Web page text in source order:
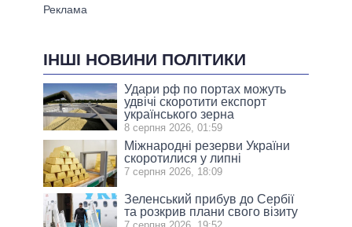
ІНШІ НОВИНИ ПОЛІТИКИ
Удари рф по портах можуть
удвічі скоротити експорт
українського зерна
8 серпня 2026, 01:59
Міжнародні резерви України
скоротилися у липні
7 серпня 2026, 18:09
Зеленський прибув до Сербії
та розкрив плани свого візиту